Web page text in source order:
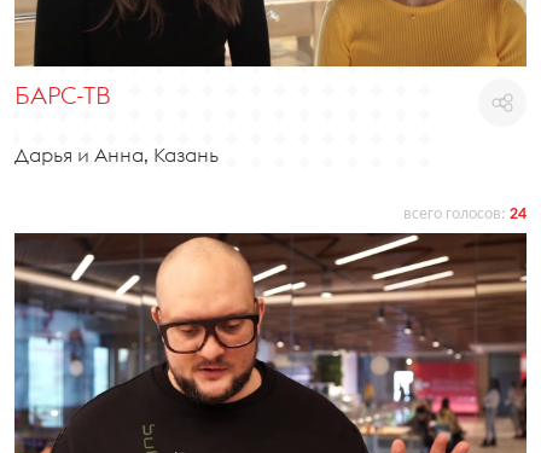
БАРС-ТВ
Дарья и Анна, Казань
всего голосов: 24